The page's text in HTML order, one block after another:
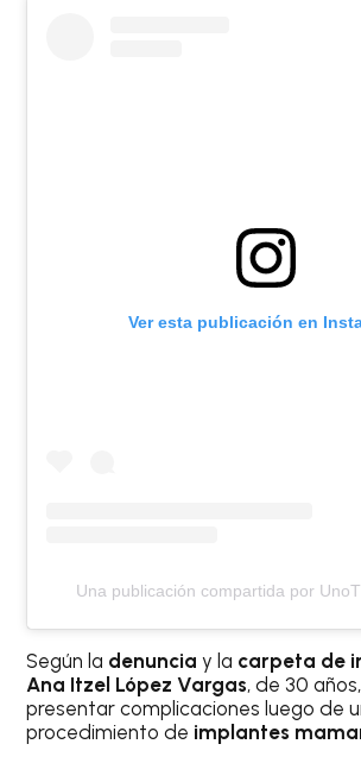
Ver esta publicación en
Una publicación compartida por
Según la denuncia y la carpeta de
Ana Itzel López Vargas, de 30
presentar complicaciones luego de
procedimiento de implantes